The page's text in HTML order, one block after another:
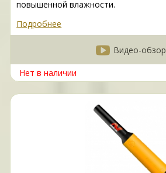
повышенной влажности.
Подробнее
Видео-обзор
Нет в наличии